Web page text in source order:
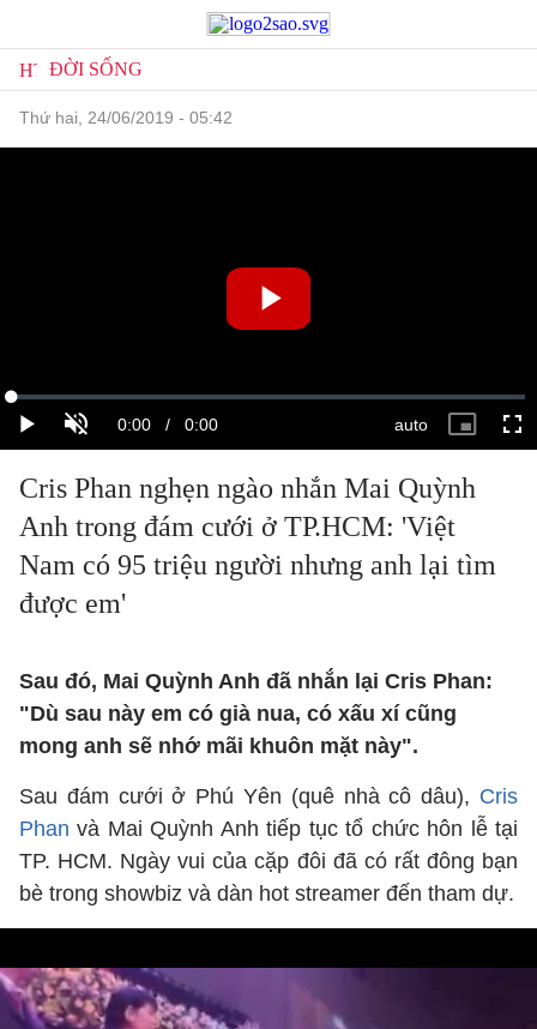
ĐỜI SỐNG
thứ hai, 24/06/2019 - 05:42
Cris Phan nghẹn ngào nhắn Mai Quỳnh
Anh trong đám cưới ở TP.HCM: 'Việt
Nam có 95 triệu người nhưng anh lại tìm
được em'
Sau đó, Mai Quỳnh Anh đã nhắn lại Cris Phan:
"Dù sau này em có già nua, có xấu xí cũng
mong anh sẽ nhớ mãi khuôn mặt này".
Sau đám cưới ở Phú Yên (quê nhà cô dâu), Cris
Phan và Mai Quỳnh Anh tiếp tục tổ chức hôn lễ tại
TP. HCM. Ngày vui của cặp đôi đã có rất đông bạn
bè trong showbiz và dàn hot streamer đến tham dự.